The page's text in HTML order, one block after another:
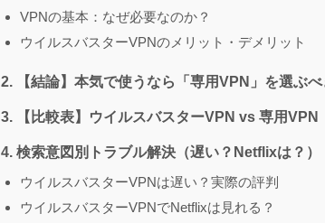
VPNの基本：なぜ必要なのか？
ウイルスバスターVPNのメリット・デメリット
2. 【結論】本気で使うなら「専用VPN」を選ぶべ
3. 【比較表】ウイルスバスターVPN vs 専用VPN
4. 検索意図別トラブル解決（遅い？Netflixは？）
ウイルスバスターVPNは遅い？実際の評判
ウイルスバスターVPNでNetflixは見れる？